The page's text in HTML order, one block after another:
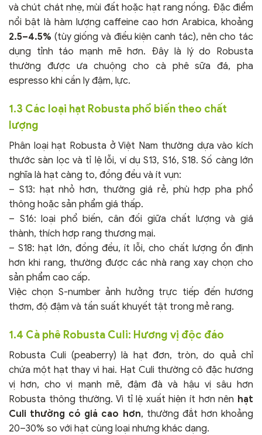
và chút chát nhẹ, mùi đất hoặc hạt rang nồng. Đặc điểm
nổi bật là hàm lượng caffeine cao hơn Arabica, khoảng
2.5–4.5% (tùy giống và điều kiện canh tác), nên cho tác
dụng tỉnh táo mạnh mẽ hơn. Đây là lý do Robusta
thường được ưa chuộng cho cà phê sữa đá, pha
espresso khi cần ly đậm, lực.
1.3 Các loại hạt Robusta phổ biến theo chất
lượng
Phân loại hạt Robusta ở Việt Nam thường dựa vào kích
thước sàn lọc và tỉ lệ lỗi, ví dụ S13, S16, S18. Số càng lớn
nghĩa là hạt càng to, đồng đều và ít vụn:
– S13: hạt nhỏ hơn, thường giá rẻ, phù hợp pha phổ
thông hoặc sản phẩm giá thấp.
– S16: loại phổ biến, cân đối giữa chất lượng và giá
thành, thích hợp rang thương mại.
– S18: hạt lớn, đồng đều, ít lỗi, cho chất lượng ổn định
hơn khi rang, thường được các nhà rang xay chọn cho
sản phẩm cao cấp.
Việc chọn S-number ảnh hưởng trực tiếp đến hương
thơm, độ đậm và tần suất khuyết tật trong mẻ rang.
1.4 Cà phê Robusta Culi: Hương vị độc đáo
Robusta Culi (peaberry) là hạt đơn, tròn, do quả chỉ
chứa một hạt thay vì hai. Hạt Culi thường cô đặc hương
vị hơn, cho vị mạnh mẽ, đậm đà và hậu vị sâu hơn
Robusta thông thường. Vì tỉ lệ xuất hiện ít hơn nên hạt
Culi thường có giá cao hơn, thường đắt hơn khoảng
20–30% so với hạt cùng loại nhưng khác dạng.